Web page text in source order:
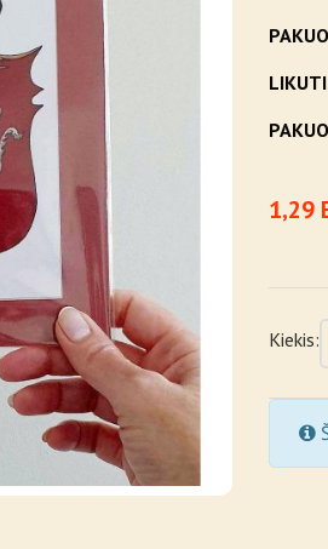
1,29
Kiekis: